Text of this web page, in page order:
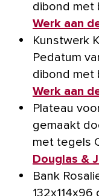
dibond met
Werk aan
Kunstwerk
Pedatum
dibond met
Werk aan
Plateau
gemaakt
met tegels
Douglas &
Bank
132x114x96